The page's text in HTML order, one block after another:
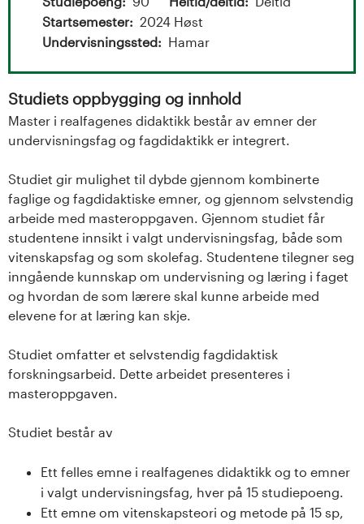
U
n
v
e
r
s
t
e
t
Startsemester
2024 Høst
Undervisningssted
Hamar
Studiets oppbygging og innhold
Master i realfagenes didaktikk består av emner der
undervisningsfag og fagdidaktikk er integrert.
Studiet gir mulighet til dybde gjennom kombinerte
faglige og fagdidaktiske emner, og gjennom selvstendig
arbeide med masteroppgaven. Gjennom studiet får
studentene innsikt i valgt undervisningsfag, både som
vitenskapsfag og som skolefag. Studentene tilegner seg
inngående kunnskap om undervisning og læring i faget
og hvordan de som lærere skal kunne arbeide med
elevene for at læring kan skje.
Studiet omfatter et selvstendig fagdidaktisk
forskningsarbeid. Dette arbeidet presenteres i
masteroppgaven.
Studiet består av
Ett felles emne i realfagenes didaktikk og to emner
i valgt undervisningsfag, hver på 15 studiepoeng.
Ett emne om vitenskapsteori og metode på 15 sp,